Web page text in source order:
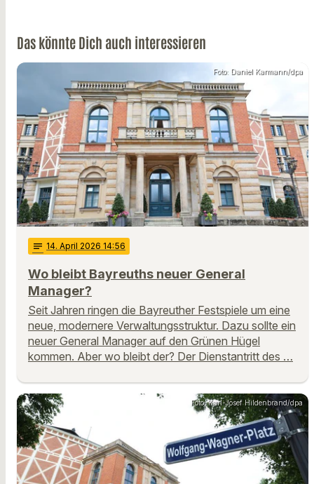
Das könnte Dich auch interessieren
Foto: Daniel Karmann/dpa
notes 14. April 2026 14:56
Wo bleibt Bayreuths neuer General
Manager?
Seit Jahren ringen die Bayreuther Festspiele um eine
neue, modernere Verwaltungsstruktur. Dazu sollte ein
neuer General Manager auf den Grünen Hügel
kommen. Aber wo bleibt der? Der Dienstantritt des …
Foto: Karl-Josef Hildenbrand/dpa